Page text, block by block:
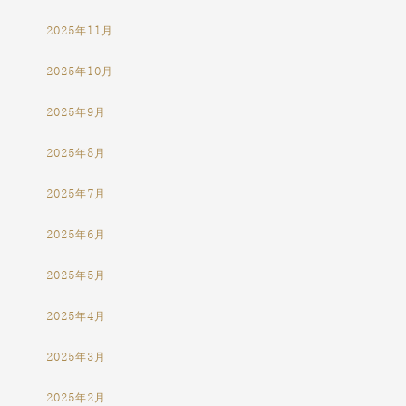
2025年11月
2025年10月
2025年9月
2025年8月
2025年7月
2025年6月
2025年5月
2025年4月
2025年3月
2025年2月